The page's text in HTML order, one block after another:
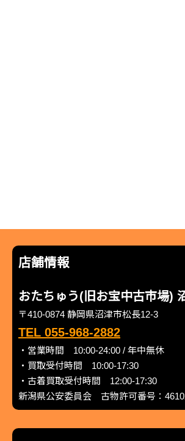
店舗情報
おたちゅう(旧お宝中古市場)
〒410-0874 静岡県沼津市松長12-3
TEL 055-968-2882
・営業時間 10:00-24:00 / 年中無休
・買取受付時間 10:00-17:30
・古着買取受付時間 12:00-17:30
新潟県公安委員会 古物許可番号：